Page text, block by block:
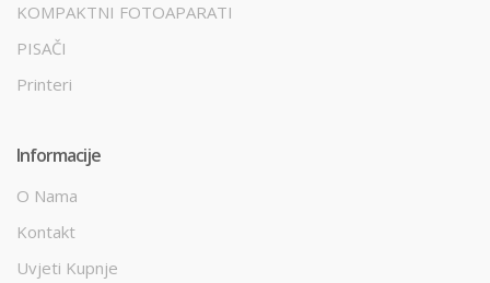
KOMPAKTNI FOTOAPARATI
PISAČI
Printeri
Informacije
O Nama
Kontakt
Uvjeti Kupnje